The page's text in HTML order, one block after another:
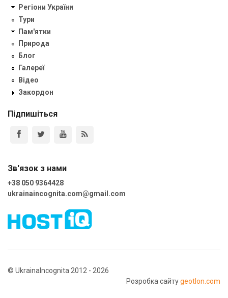
Регіони України
Тури
Пам'ятки
Природа
Блог
Галереї
Відео
Закордон
Підпишіться
Зв'язок з нами
+38 050 9364428
ukrainaincognita.com@gmail.com
© UkrainaIncognita 2012 - 2026
Розробка сайтуgeotlon.com